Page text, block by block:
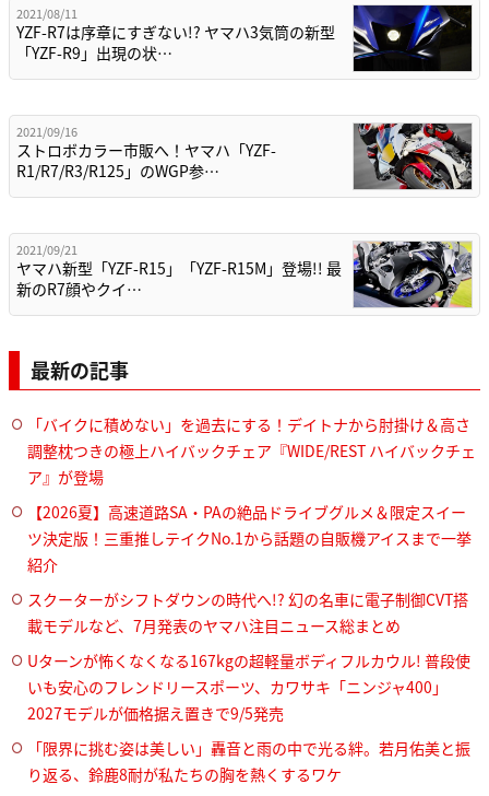
2021/08/11
YZF-R7は序章にすぎない!? ヤマハ3気筒の新型
「YZF-R9」出現の状…
2021/09/16
ストロボカラー市販へ！ヤマハ「YZF-
R1/R7/R3/R125」のWGP参…
2021/09/21
ヤマハ新型「YZF-R15」「YZF-R15M」登場!! 最
新のR7顔やクイ…
最新の記事
「バイクに積めない」を過去にする！デイトナから肘掛け＆高さ
調整枕つきの極上ハイバックチェア『WIDE/REST ハイバックチェ
ア』が登場
【2026夏】高速道路SA・PAの絶品ドライブグルメ＆限定スイー
ツ決定版！三重推しテイクNo.1から話題の自販機アイスまで一挙
紹介
スクーターがシフトダウンの時代へ!? 幻の名車に電子制御CVT搭
載モデルなど、7月発表のヤマハ注目ニュース総まとめ
Uターンが怖くなくなる167kgの超軽量ボディフルカウル! 普段使
いも安心のフレンドリースポーツ、カワサキ「ニンジャ400」
2027モデルが価格据え置きで9/5発売
「限界に挑む姿は美しい」轟音と雨の中で光る絆。若月佑美と振
り返る、鈴鹿8耐が私たちの胸を熱くするワケ